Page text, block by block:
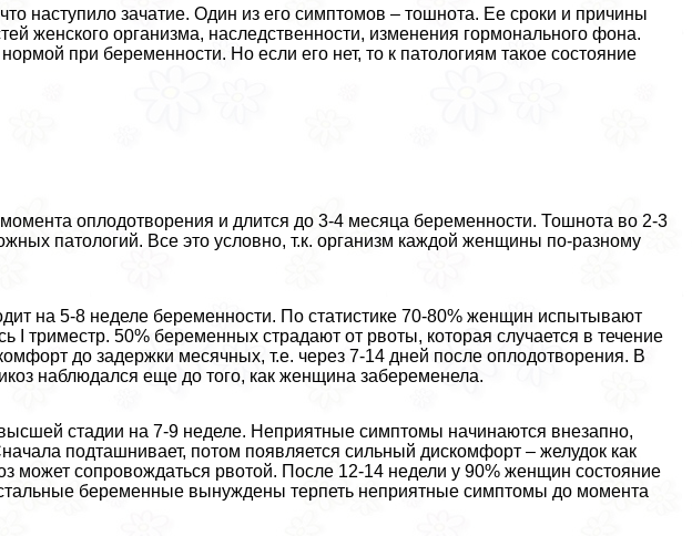
наступило зачатие. Один из его симптомов – тошнота. Ее сроки и причины
женского организма, наследственности, изменения гормонального фона.
при беременности. Но если его нет, то к патологиям такое состояние
момента оплодотворения и длится до 3-4 месяца беременности. Тошнота во 2-3
патологий. Все это условно, т.к. организм каждой женщины по-разному
на 5-8 неделе беременности. По статистике 70-80% женщин испытывают
I триместр. 50% беременных страдают от рвоты, которая случается в течение
до задержки мecячных, т.е. через 7-14 дней после оплодотворения. В
наблюдался еще до того, как женщина забеременела.
стадии на 7-9 неделе. Неприятные симптомы начинаются внезапно,
подташнивает, потом появляется сильный дискомфорт – желудок как
может сопровождаться рвотой. После 12-14 недели у 90% женщин состояние
беременные вынуждены терпеть неприятные симптомы до момента